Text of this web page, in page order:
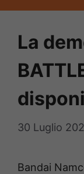
La
30 Luglio
Bandai